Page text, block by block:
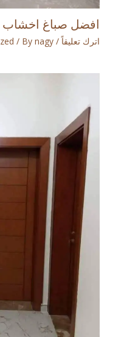
افضل صباغ اخشاب
اترك تعليقاً /
/ By nagy